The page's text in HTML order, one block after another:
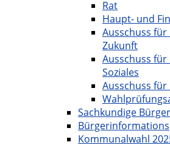
Rat
Haupt- und
Ausschuss
Zukunft
Ausschuss
Soziales
Ausschuss
Sachkundige
Kommunalwahl